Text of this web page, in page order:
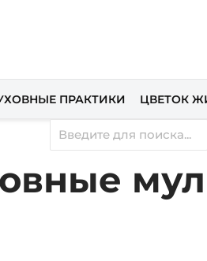
ПРАКТИКИ ЦВЕТОК